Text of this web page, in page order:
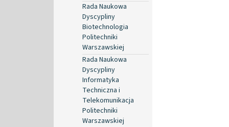
Rada Naukowa
Dyscypliny
Biotechnologia
Politechniki
Warszawskiej
Rada Naukowa
Dyscypliny
Informatyka
Techniczna i
Telekomunikacja
Politechniki
Warszawskiej